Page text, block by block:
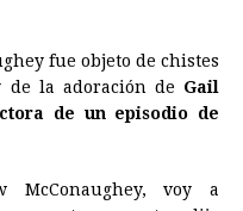
fue objeto de chistes
de la adoración de Gail
de un episodio de
voy a